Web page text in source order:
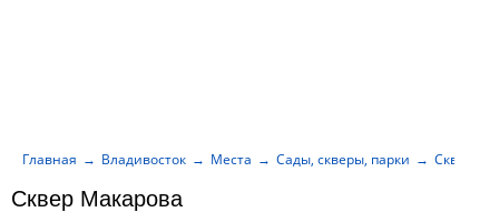
Сквер Макарова
Главная Владивосток Места Сады, скверы, парки Сквер